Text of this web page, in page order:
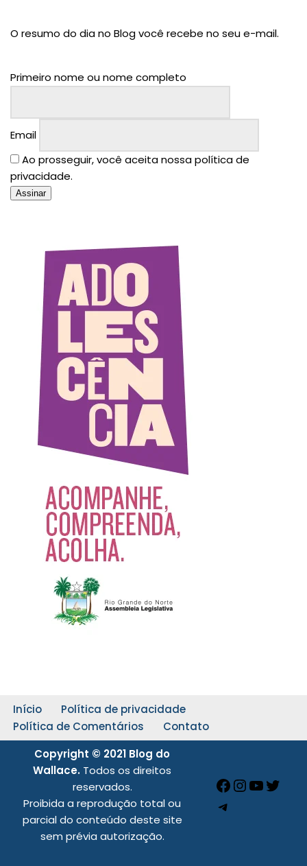
O resumo do dia no Blog você recebe no seu e-mail.
Primeiro nome ou nome completo
Email
Ao prosseguir, você aceita nossa política de
privacidade.
Início
Política de privacidade
Política de Comentários
Contato
Copyright © 2021 Blog do
Wallace. Todos os direitos
reservados.
Proibida a reprodução total ou
parcial do conteúdo deste site
sem prévia autorização.